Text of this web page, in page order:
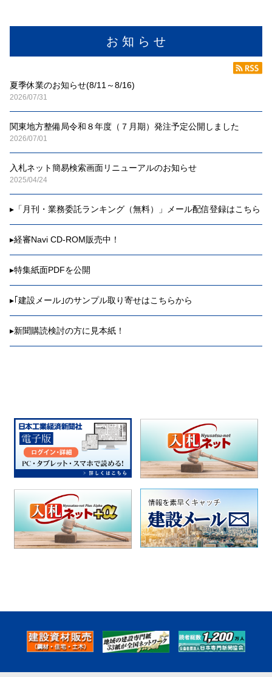
お 知 ら せ
夏季休業のお知らせ(8/11～8/16)
2026/07/31
関東地方整備局令和８年度（７月期）発注予定公開しました
2026/07/01
入札ネット簡易検索画面リニューアルのお知らせ
2025/04/24
▸ 「月刊・業務委託ランキング（無料）」メール配信登録はこちら
▸経審Navi CD-ROM販売中！
▸特集紙面PDFを公開
▸｢建設メール｣のサンプル取り寄せはこちらから
▸新聞購読検討の方に見本紙！